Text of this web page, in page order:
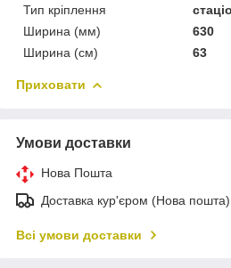
Тип кріплення
Ширина (мм)
630
Ширина (см)
63
Приховати
Умови доставки
Нова Пошта
Доставка кур'єром (Нова пошта)
Всі умови доставки